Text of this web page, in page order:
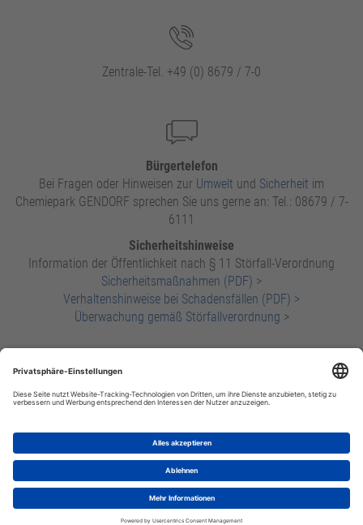
Zentrale-Tel. +49 (0) 8679 / 7-0
Bürgertelefon
Bei Fragen oder Hinweisen zur Umwelt und Sicherheit im
Chemiepark GENDORF sprechen Sie uns gerne an: Tel.: 08679 / 7-
6111
Sicherheitshinweise
Information der Öffentlichkeit nach § 11 Störfall-Verordnung
Sicherheitsmaßnahmen (PDF) >
Verhaltenshinweise bei Schadensfällen (PDF) >
Überwachung gemäß Störfallverordnung >
Datenschutz
POWERED BY INFRASERV GENDORF